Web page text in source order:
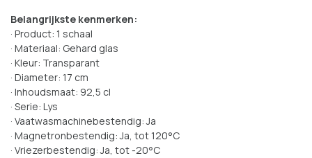
Belangrijkste kenmerken:
· Product: 1 schaal
· Materiaal: Gehard glas
· Kleur: Transparant
· Diameter: 17 cm
· Inhoudsmaat: 92,5 cl
· Serie: Lys
· Vaatwasmachinebestendig: Ja
· Magnetronbestendig: Ja, tot 120°C
· Vriezerbestendig: Ja, tot -20°C